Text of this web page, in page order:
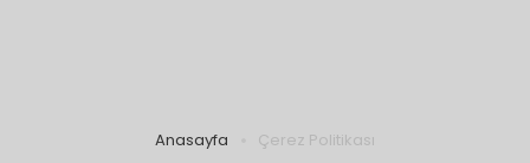
Anasayfa Çerez Politikası